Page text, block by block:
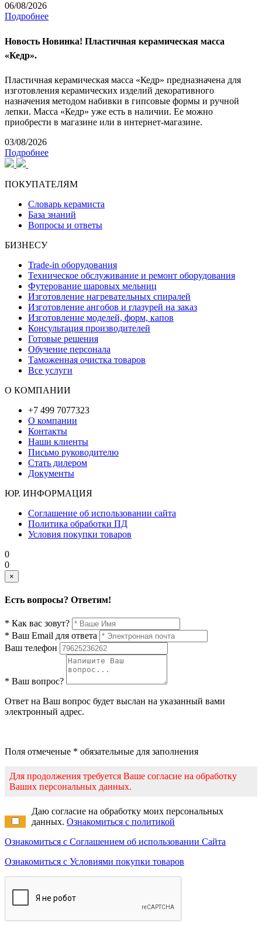
06/08/2026
Подробнее
Новость Новинка! Пластичная керамическая масса
«Кедр».
Пластичная керамическая масса «Кедр» предназначена для
изготовления керамических изделий декоративного
назначения методом набивки в гипсовые формы и ручной
лепки. Масса «Кедр» уже есть в наличии. Ее можно
приобрести в магазине или в интернет-магазине.
03/08/2026
Подробнее
ПОКУПАТЕЛЯМ
Словарь керамиста
База знаний
Вопросы и ответы
БИЗНЕСУ
Trade-in оборудования
Техническое обслуживание и ремонт оборудования
Футерование шаровых мельниц
Изготовление нагревательных спиралей
Изготовление ангобов и глазурей на заказ
Изготовление моделей, форм, капов
Консультация производителей
Готовые решения
Обучение персонала
Таможенная очистка товаров
Все услуги
О КОМПАНИИ
+7 499 7077323
О компании
Контакты
Наши клиенты
Письмо руководителю
Стать дилером
Документы
ЮР. ИНФОРМАЦИЯ
Соглашение об использовании сайта
Политика обработки ПД
Условия покупки товаров
0
0
×
Есть вопросы? Ответим!
* Как вас зовут?
* Ваш Email для ответа
Ваш телефон
* Ваш вопрос?
Ответ на Ваш вопрос будет выслан на указанный вами
электронный адрес.
Поля отмеченые * обязательные для заполнения
Для продолжения требуется Ваше согласие на обработку
Ваших персональных данных.
Даю согласие на обработку моих персональных
данных. Ознакомиться с политикой
Ознакомиться с Соглашением об использовании Сайта
Ознакомиться с Условиями покупки товаров